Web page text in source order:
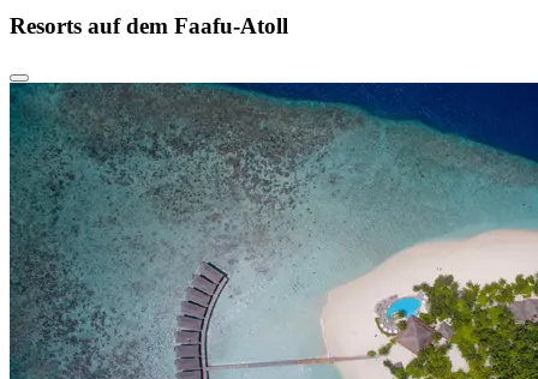
Resorts auf dem Faafu-Atoll